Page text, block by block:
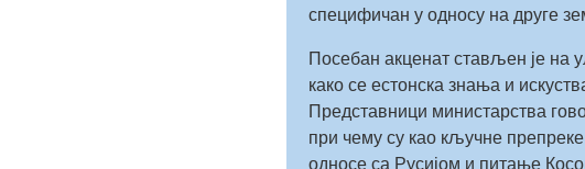
специфичан у односу на друге
Посебан акценат стављен је на
како се естонска знања и
Представници министарства
при чему су као кључне препреке
односе са Русијом и питање